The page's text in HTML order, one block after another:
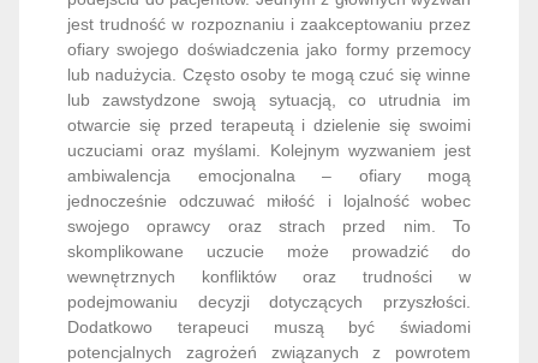
jest trudność w rozpoznaniu i zaakceptowaniu przez
ofiary swojego doświadczenia jako formy przemocy
lub nadużycia. Często osoby te mogą czuć się winne
lub zawstydzone swoją sytuacją, co utrudnia im
otwarcie się przed terapeutą i dzielenie się swoimi
uczuciami oraz myślami. Kolejnym wyzwaniem jest
ambiwalencja emocjonalna – ofiary mogą
jednocześnie odczuwać miłość i lojalność wobec
swojego oprawcy oraz strach przed nim. To
skomplikowane uczucie może prowadzić do
wewnętrznych konfliktów oraz trudności w
podejmowaniu decyzji dotyczących przyszłości.
Dodatkowo terapeuci muszą być świadomi
potencjalnych zagrożeń związanych z powrotem